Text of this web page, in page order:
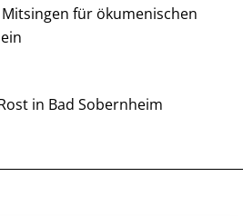
für ökumenischen
in Bad Sobernheim